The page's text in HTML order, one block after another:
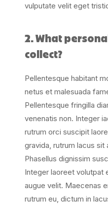
vulputate velit eget
2. What
collect?
Pellentesque habitant
netus et malesuada
Pellentesque fringilla
venenatis non. Integer
rutrum orci suscipit
gravida, rutrum lacus sit
Phasellus dignissim
Integer laoreet volutpat
augue velit. Maecenas
rutrum eu, dictum in